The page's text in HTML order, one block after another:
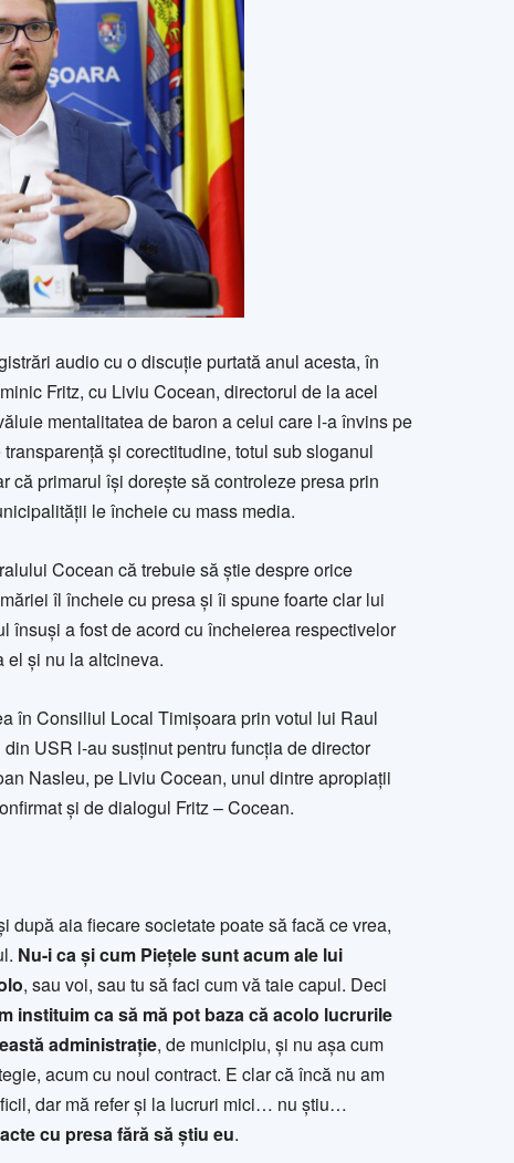
audio cu o discuție purtată anul acesta, în
Fritz, cu Liviu Cocean, directorul de la acel
mentalitatea de baron a celui care l-a învins pe
și corectitudine, totul sub sloganul
că primarul își dorește să controleze presa prin
le încheie cu mass media.
Cocean că trebuie să știe despre orice
îl încheie cu presa și îi spune foarte clar lui
însuși a fost de acord cu încheierea respectivelor
el și nu la altcineva.
în Consiliul Local Timișoara prin votul lui Raul
USR l-au susținut pentru funcția de director
Nasleu, pe Liviu Cocean, unul dintre apropiații
și de dialogul Fritz – Cocean.
aia fiecare societate poate să facă ce vrea,
Nu-i ca și cum Piețele sunt acum ale lui
, sau voi, sau tu să faci cum vă taie capul. Deci
instituim ca să mă pot baza că acolo lucrurile
administrație, de municipiu, și nu așa cum
acum cu noul contract. E clar că încă nu am
dar mă refer și la lucruri mici… nu știu…
cu presa fără să știu eu.